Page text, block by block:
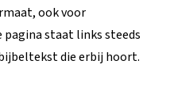
ook voor
pagina staat links steeds
die erbij hoort.